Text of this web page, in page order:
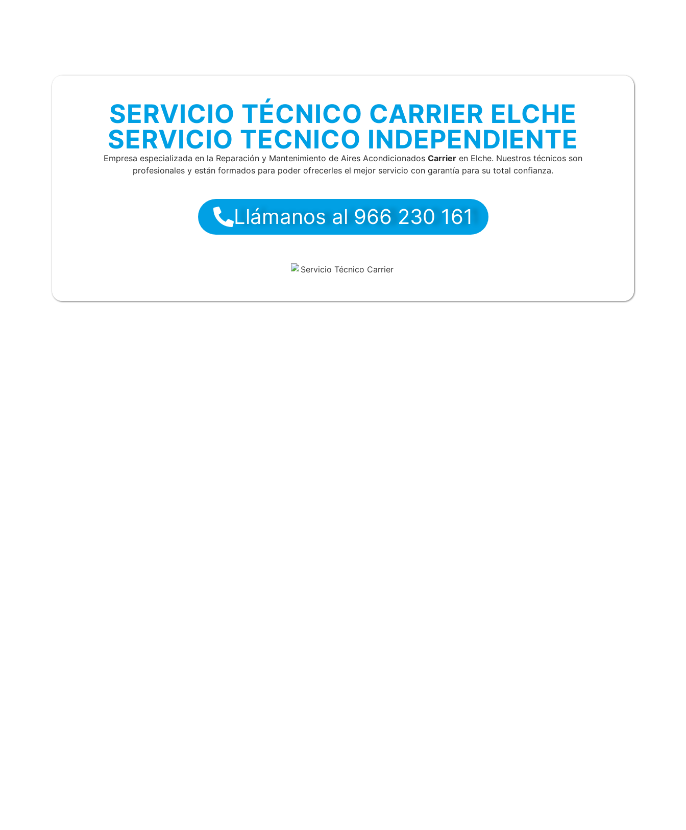
SERVICIO TÉCNICO CARRIER ELCHE
SERVICIO TECNICO INDEPENDIENTE
Empresa especializada en la Reparación y Mantenimiento de Aires Acondicionados Carrier en Elche. Nuestros técnicos son
profesionales y están formados para poder ofrecerles el mejor servicio con garantía para su total confianza.
Llámanos al 966 230 161